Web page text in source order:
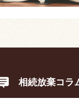
相続放棄コラ